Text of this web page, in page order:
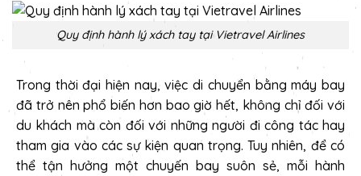
Quy định hành lý xách tay tại Vietravel Airlines
Trong thời đại hiện nay, việc di chuyển bằng máy bay
đã trở nên phổ biến hơn bao giờ hết, không chỉ đối với
du khách mà còn đối với những người đi công tác hay
tham gia vào các sự kiện quan trọng. Tuy nhiên, để có
thể tận hưởng một chuyến bay suôn sẻ, mỗi hành